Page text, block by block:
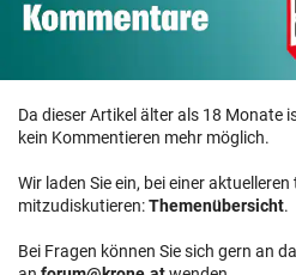
Da dieser Artikel älter als 18 Monate
kein Kommentieren mehr möglich.
Wir laden Sie ein, bei einer
mitzudiskutieren:Themenübersicht.
Bei Fragen können Sie sich gern an